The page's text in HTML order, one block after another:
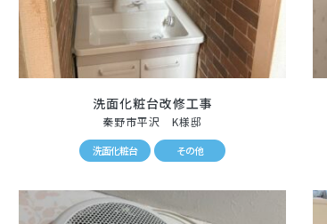
洗面化粧台改修工事
秦野市平沢 K様邸
洗面化粧台 その他